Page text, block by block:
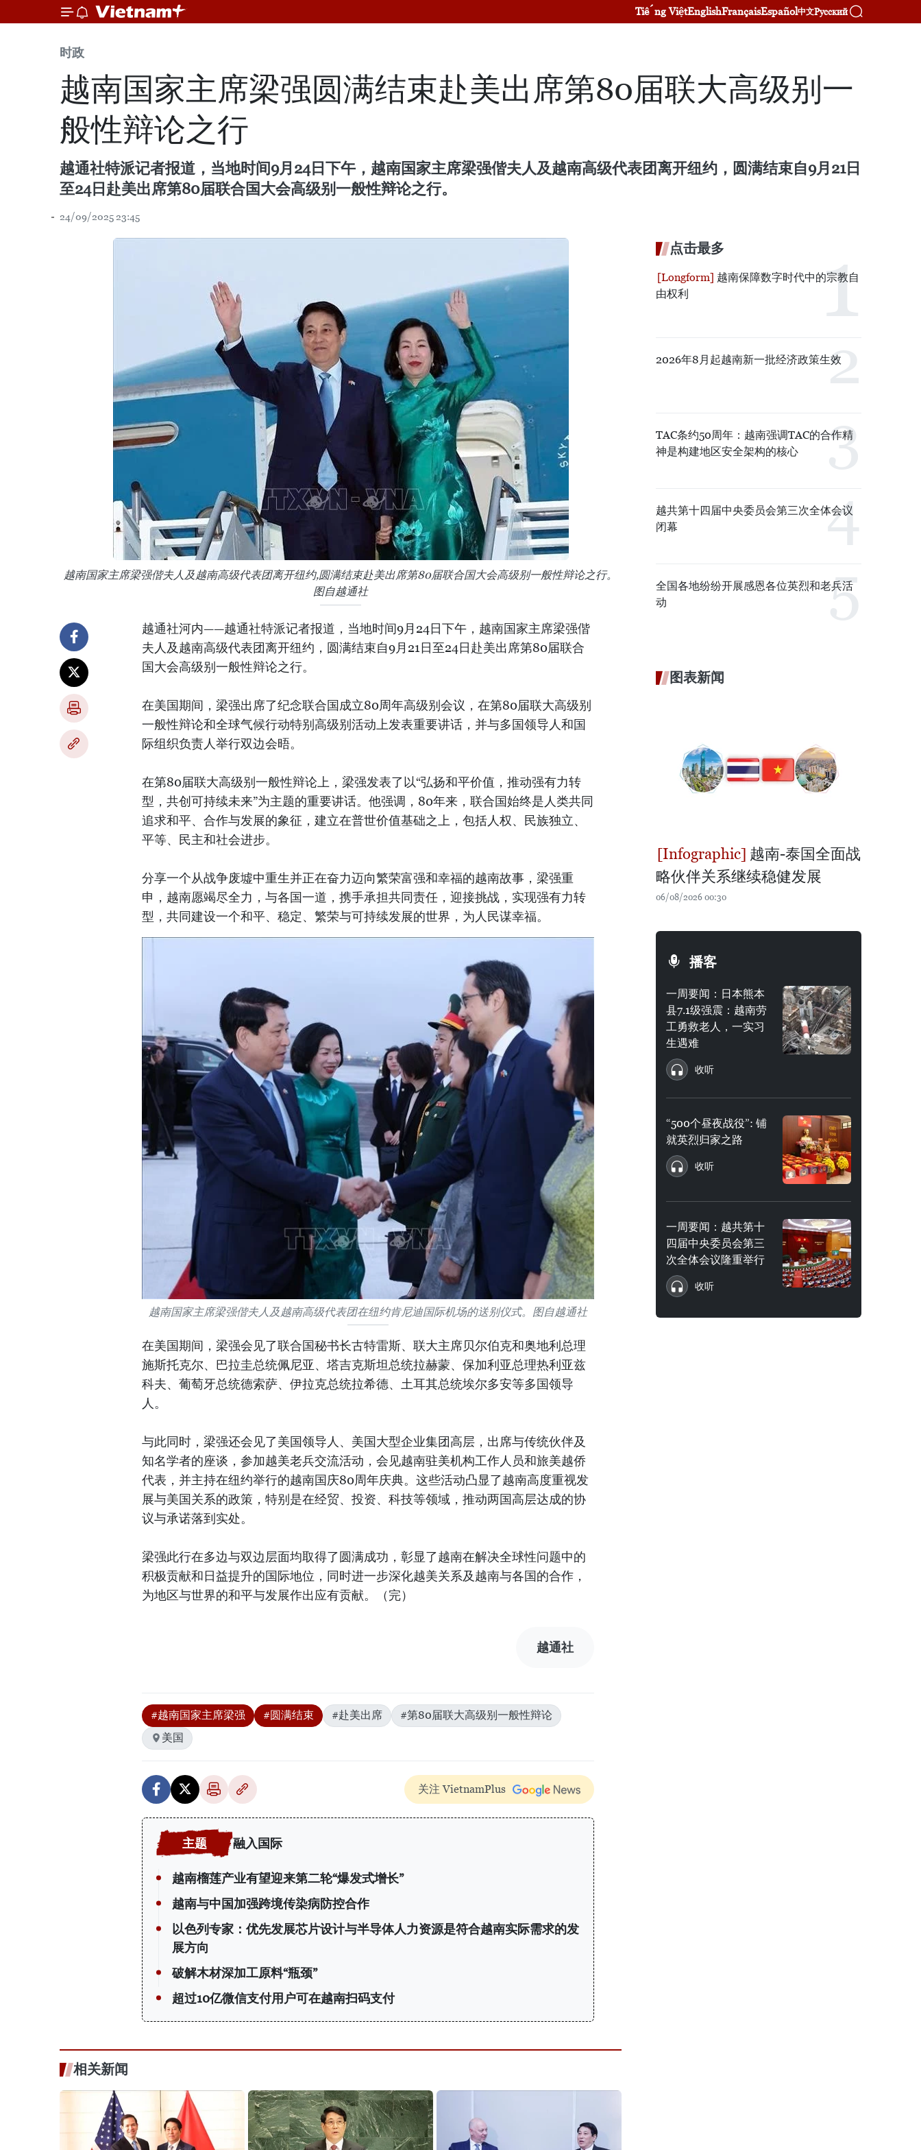
Tiếng ViệtEnglishFrançaisEspañol中文Русский
时政
越南国家主席梁强圆满结束赴美出席第80届联大高级别一
般性辩论之行
越通社特派记者报道，当地时间9月24日下午，越南国家主席梁强偕夫人及越南高级代表团离开纽约，圆满结束自9月21日
至24日赴美出席第80届联合国大会高级别一般性辩论之行。
24/09/2025 23:45
越南国家主席梁强偕夫人及越南高级代表团离开纽约,圆满结束赴美出席第80届联合国大会高级别一般性辩论之行。
图自越通社
越通社河内——越通社特派记者报道，当地时间9月24日下午，越南国家主席梁强偕
夫人及越南高级代表团离开纽约，圆满结束自9月21日至24日赴美出席第80届联合
国大会高级别一般性辩论之行。
在美国期间，梁强出席了纪念联合国成立80周年高级别会议，在第80届联大高级别
一般性辩论和全球气候行动特别高级别活动上发表重要讲话，并与多国领导人和国
际组织负责人举行双边会晤。
在第80届联大高级别一般性辩论上，梁强发表了以“弘扬和平价值，推动强有力转
型，共创可持续未来”为主题的重要讲话。他强调，80年来，联合国始终是人类共同
追求和平、合作与发展的象征，建立在普世价值基础之上，包括人权、民族独立、
平等、民主和社会进步。
分享一个从战争废墟中重生并正在奋力迈向繁荣富强和幸福的越南故事，梁强重
申，越南愿竭尽全力，与各国一道，携手承担共同责任，迎接挑战，实现强有力转
型，共同建设一个和平、稳定、繁荣与可持续发展的世界，为人民谋幸福。
越南国家主席梁强偕夫人及越南高级代表团在纽约肯尼迪国际机场的送别仪式。图自越通社
在美国期间，梁强会见了联合国秘书长古特雷斯、联大主席贝尔伯克和奥地利总理
施斯托克尔、巴拉圭总统佩尼亚、塔吉克斯坦总统拉赫蒙、保加利亚总理热利亚兹
科夫、葡萄牙总统德索萨、伊拉克总统拉希德、土耳其总统埃尔多安等多国领导
人。
与此同时，梁强还会见了美国领导人、美国大型企业集团高层，出席与传统伙伴及
知名学者的座谈，参加越美老兵交流活动，会见越南驻美机构工作人员和旅美越侨
代表，并主持在纽约举行的越南国庆80周年庆典。这些活动凸显了越南高度重视发
展与美国关系的政策，特别是在经贸、投资、科技等领域，推动两国高层达成的协
议与承诺落到实处。
梁强此行在多边与双边层面均取得了圆满成功，彰显了越南在解决全球性问题中的
积极贡献和日益提升的国际地位，同时进一步深化越美关系及越南与各国的合作，
为地区与世界的和平与发展作出应有贡献。（完）
越通社
#越南国家主席梁强 #圆满结束 #赴美出席
#第80届联大高级别一般性辩论
美国
关注 VietnamPlus
融入国际
越南榴莲产业有望迎来第二轮“爆发式增长”
越南与中国加强跨境传染病防控合作
以色列专家：优先发展芯片设计与半导体人力资源是符合越南实际需求的发
展方向
破解木材深加工原料“瓶颈”
超过10亿微信支付用户可在越南扫码支付
相关新闻
点击最多
越南保障数字时代中的宗教自
由权利
2026年8月起越南新一批经济政策生效
TAC条约50周年：越南强调TAC的合作精
神是构建地区安全架构的核心
越共第十四届中央委员会第三次全体会议
闭幕
全国各地纷纷开展感恩各位英烈和老兵活
动
图表新闻
越南-泰国全面战
略伙伴关系继续稳健发展
06/08/2026 00:30
播客
一周要闻：日本熊本
县7.1级强震：越南劳
工勇救老人，一实习
生遇难
收听
“500个昼夜战役”: 铺
就英烈归家之路
收听
一周要闻：越共第十
四届中央委员会第三
次全体会议隆重举行
收听